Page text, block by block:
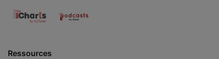
Ressources